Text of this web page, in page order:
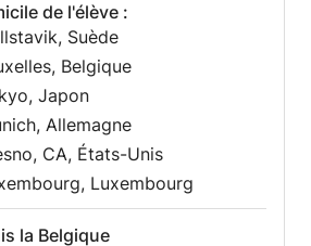
adaptées à votre niveau
et des exercices
pour renforcer la confiance en
:
de l'élève :
Suède
Belgique
Japon
Allemagne
CA, États-Unis
Luxembourg
la Belgique